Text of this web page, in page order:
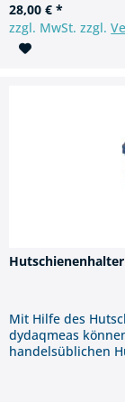
28,00 € *
zzgl. MwSt. zzgl.
Mit Hilfe des
dydaqmeas
handelsüblichen